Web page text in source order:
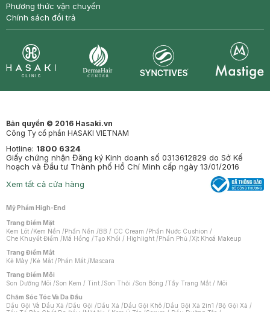
Phương thức vận chuyển
Chính sách đổi trả
Bản quyền © 2016 Hasaki.vn
Công Ty cổ phần HASAKI VIETNAM
Hotline: 1800 6324
Giấy chứng nhận Đăng ký Kinh doanh số 0313612829 do Sở Kế
hoạch và Đầu tư Thành phố Hồ Chí Minh cấp ngày 13/01/2016
Xem tất cả cửa hàng
Mỹ Phẩm High-End
Trang Điểm Mặt
Kem Lót /Kem Nền /Phấn Nền /BB / CC Cream /Phấn Nước Cushion /
Che Khuyết Điểm /Má Hồng /Tạo Khối / Highlight /Phấn Phủ /Xịt Khoá Makeup
Trang Điểm Mắt
Kẻ Mày /Kẻ Mắt /Phấn Mắt /Mascara
Trang Điểm Môi
Son Dưỡng Môi /Son Kem / Tint /Son Thỏi /Son Bóng /Tẩy Trang Mắt / Môi
Chăm Sóc Tóc Và Da Đầu
Dầu Gội Và Dầu Xả /Dầu Gội /Dầu Xả /Dầu Gội Khô /Dầu Gội Xả 2in1 /Bộ Gội Xả /